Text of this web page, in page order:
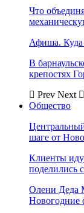
Что
Афиша. Куда
В
крепостях
Prev Next
Общество
шаге от
Клиенты
поделились
Олени Деда
Новогодние